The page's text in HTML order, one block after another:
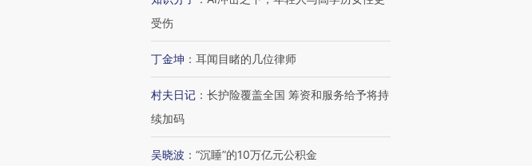
受伤
丁金坤 ： 耳闻目睹的几位律师
村夫日记 ： 长护险覆盖全国 筹资和服务给予将持
续加码
吴晓波 ： “沉睡”的10万亿元公积金